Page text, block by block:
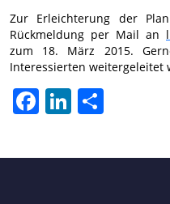
Zur Erleichterung der
Rückmeldung per Mail an
zum 18. März 2015.
Interessierten weitergeleitet
FacebookLinkedIn